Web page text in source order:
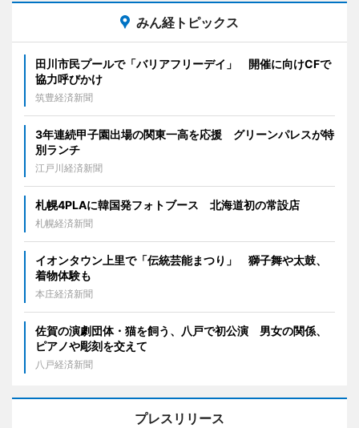
みん経トピックス
田川市民プールで「バリアフリーデイ」 開催に向けCFで
協力呼びかけ
筑豊経済新聞
3年連続甲子園出場の関東一高を応援 グリーンパレスが特
別ランチ
江戸川経済新聞
札幌4PLAに韓国発フォトブース 北海道初の常設店
札幌経済新聞
イオンタウン上里で「伝統芸能まつり」 獅子舞や太鼓、
着物体験も
本庄経済新聞
佐賀の演劇団体・猫を飼う、八戸で初公演 男女の関係、
ピアノや彫刻を交えて
八戸経済新聞
プレスリリース